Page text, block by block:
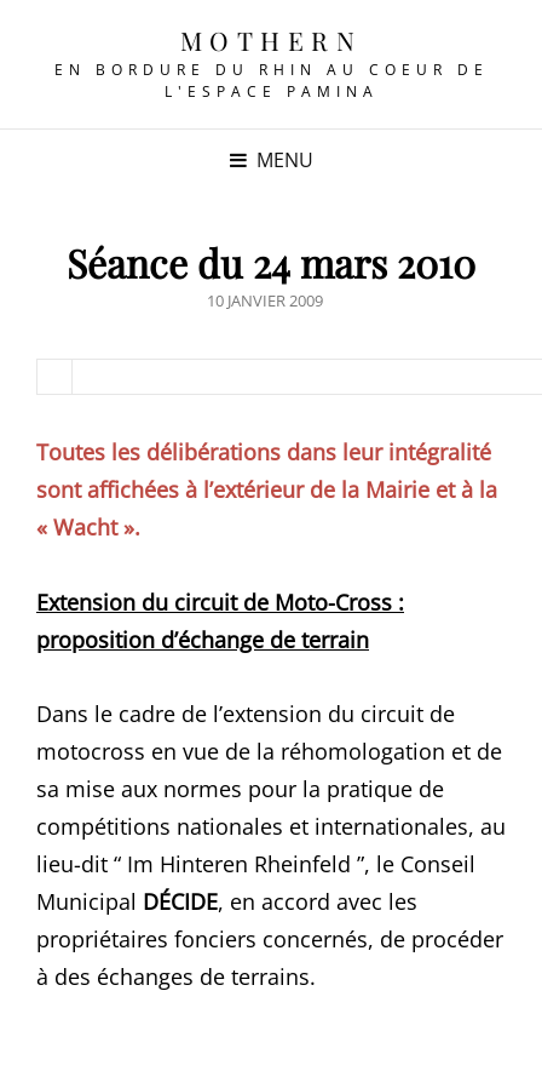
MOTHERN
EN BORDURE DU RHIN AU COEUR DE
L'ESPACE PAMINA
MENU
Séance du 24 mars 2010
POSTED
10 JANVIER 2009
Toutes les délibérations dans leur intégralité
sont affichées à l’extérieur de la Mairie et à la
« Wacht ».
Extension du circuit de Moto-Cross :
proposition d’échange de terrain
Dans le cadre de l’extension du circuit de
motocross en vue de la réhomologation et de
sa mise aux normes pour la pratique de
compétitions nationales et internationales, au
lieu-dit “ Im Hinteren Rheinfeld ”, le Conseil
Municipal DÉCIDE, en accord avec les
propriétaires fonciers concernés, de procéder
à des échanges de terrains.